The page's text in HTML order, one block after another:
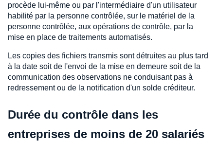
procède lui-même ou par l'intermédiaire d'un utilisateur
habilité par la personne contrôlée, sur le matériel de la
personne contrôlée, aux opérations de contrôle, par la
mise en place de traitements automatisés.
Les copies des fichiers transmis sont détruites au plus tard
à la date soit de l'envoi de la mise en demeure soit de la
communication des observations ne conduisant pas à
redressement ou de la notification d'un solde créditeur.
Durée du contrôle dans les
entreprises de moins de 20 salariés